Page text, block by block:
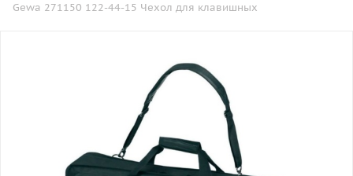
Gewa 271150 122-44-15 Чехол для клавишных